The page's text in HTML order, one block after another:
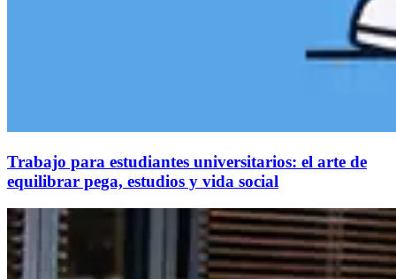
Trabajo para estudiantes universitarios: el arte de
equilibrar pega, estudios y vida social